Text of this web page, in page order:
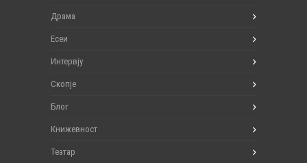
Драма
Есеи
Интервју
Скопје
Блог
Книжевност
Театар